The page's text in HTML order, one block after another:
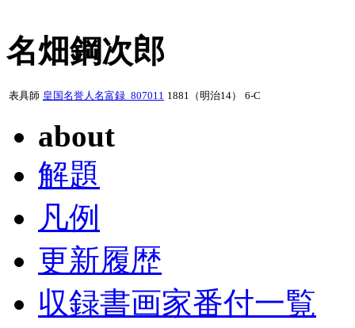
名畑鋼次郎
表具師 皇国名誉人名富録_807011 1881（明治14） 6-C
about
解題
凡例
更新履歴
収録書画家番付一覧